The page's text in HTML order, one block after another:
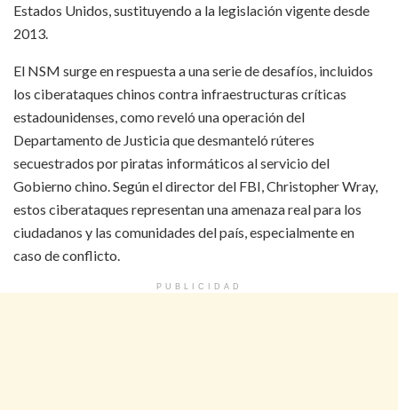
Estados Unidos, sustituyendo a la legislación vigente desde
2013.
El NSM surge en respuesta a una serie de desafíos, incluidos
los ciberataques chinos contra infraestructuras críticas
estadounidenses, como reveló una operación del
Departamento de Justicia que desmanteló rúteres
secuestrados por piratas informáticos al servicio del
Gobierno chino. Según el director del FBI, Christopher Wray,
estos ciberataques representan una amenaza real para los
ciudadanos y las comunidades del país, especialmente en
caso de conflicto.
PUBLICIDAD